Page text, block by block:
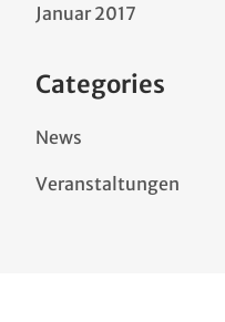
Januar 2017
Categories
News
Veranstaltungen